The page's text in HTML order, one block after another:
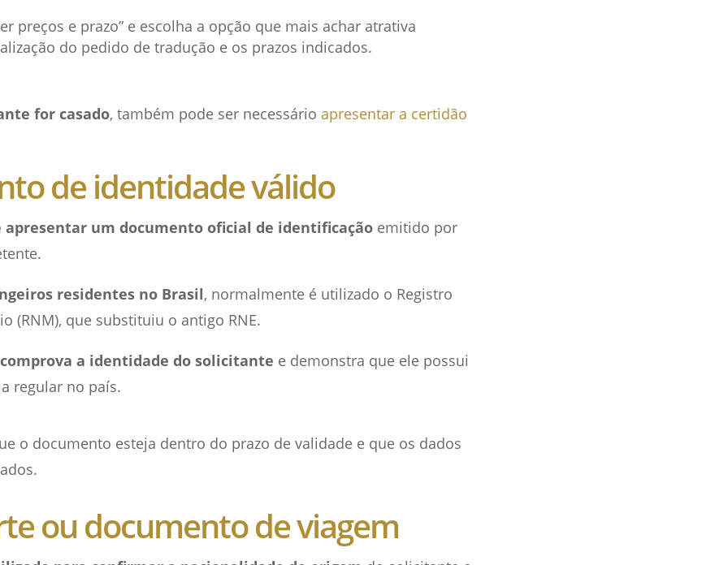
preços e prazo” e escolha a opção que mais achar atrativa
do pedido de tradução e os prazos indicados.
for casado, também pode ser necessário apresentar a certidão
de identidade válido
apresentar um documento oficial de identificaçãoemitido por
residentes no Brasil, normalmente é utilizado o Registro
(RNM), que substituiu o antigo RNE.
a identidade do solicitante e demonstra que ele possui
regular no país.
o documento esteja dentro do prazo de validade e que os dados
ou documento de viagem